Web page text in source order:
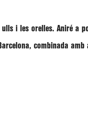
i les orelles. Aniré a
combinada amb